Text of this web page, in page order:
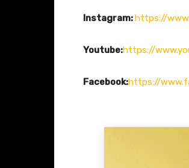
Instagram:https://
Youtube:https://
Facebook:https://